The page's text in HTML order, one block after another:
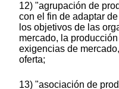
12) "agrupación de
con el fin de adaptar
los objetivos de las
mercado, la
exigencias de
oferta;
13) "asociación de